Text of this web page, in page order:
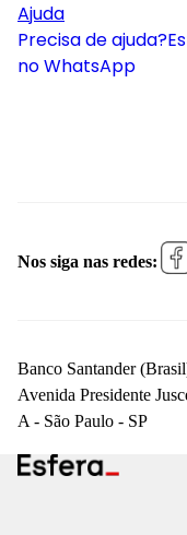
Ajuda
Precisa de ajuda?
no WhatsApp
Nos siga nas redes:
Banco Santander
Avenida Presidente
A - São Paulo - SP